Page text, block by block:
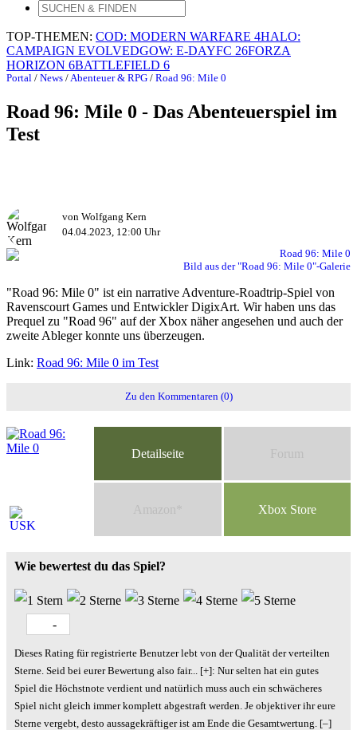
TOP-THEMEN: COD: MODERN WARFARE 4HALO:
CAMPAIGN EVOLVEDGOW: E-DAYFC 26FORZA
HORIZON 6BATTLEFIELD 6
Portal / News /Abenteuer & RPG / Road 96: Mile 0
Road 96: Mile 0 - Das Abenteuerspiel im
Test
von Wolfgang Kern
04.04.2023, 12:00 Uhr
Bild aus der "Road 96: Mile 0"-Galerie
"Road 96: Mile 0" ist ein narrative Adventure-Roadtrip-Spiel von
Ravenscourt Games und Entwickler DigixArt. Wir haben uns das
Prequel zu "Road 96" auf der Xbox näher angesehen und auch der
zweite Ableger konnte uns überzeugen.
Link: Road 96: Mile 0 im Test
Zu den Kommentaren (0)
Detailseite Forum
Amaz o Xbox Store
Wie bewertest du das Spiel?
-
Dieses Rating für registrierte Benutzer lebt von der Qualität der verteilten
Sterne. Seid bei eurer Bewertung also fair... [+]: Nur selten hat ein gutes
Spiel die Höchstnote verdient und natürlich muss auch ein schwächeres
Spiel nicht gleich immer komplett abgestraft werden. Je objektiver ihr eure
Sterne vergebt, desto aussagekräftiger ist am Ende die Gesamtwertung. [–]